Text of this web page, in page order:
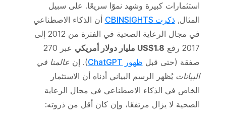
استثمارات كبيرة وشهد نموًا سريعًا. على سبيل
المثال,ذكرت CBINSIGHTS
أن الذكاء الاصطناعي
في مجال الرعاية الصحية في الفترة من 2012 إلى
2017 رفع
US$1.8 مليار دولار أمريكي
عبر 270
صفقة (حتى قبل ظهور ChatGPT ). إن عالمنا في
البيانات يُظهر الرسم البياني أدناه أن الاستثمار
الخاص في الذكاء الاصطناعي في مجال الرعاية
الصحية لا يزال مرتفعًا، وإن كان أقل من ذروته: